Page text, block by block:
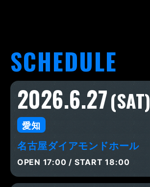
SCHEDULE
2026.6.27(SAT)
愛知
名古屋ダイアモンドホール
OPEN 17:00 / START 18:00